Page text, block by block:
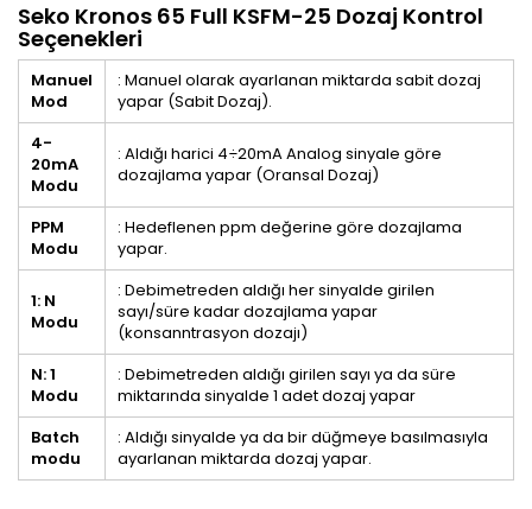
Seko Kronos 65 Full KSFM-25 Dozaj Kontrol
Seçenekleri
Manuel
Mod
: Manuel olarak ayarlanan miktarda sabit dozaj
yapar (Sabit Dozaj).
4-
20mA
Modu
: Aldığı harici 4÷20mA Analog sinyale göre
dozajlama yapar (Oransal Dozaj)
PPM
Modu
: Hedeflenen ppm değerine göre dozajlama
yapar.
1: N
Modu
: Debimetreden aldığı her sinyalde girilen
sayı/süre kadar dozajlama yapar
(konsanntrasyon dozajı)
N: 1
Modu
: Debimetreden aldığı girilen sayı ya da süre
miktarında sinyalde 1 adet dozaj yapar
Batch
modu
: Aldığı sinyalde ya da bir düğmeye basılmasıyla
ayarlanan miktarda dozaj yapar.